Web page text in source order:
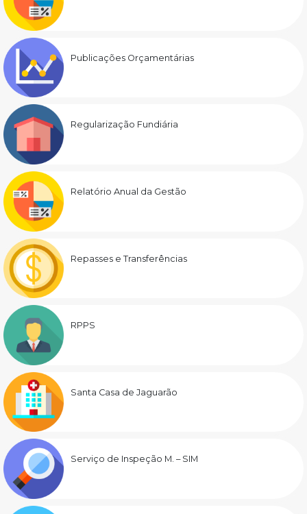
Publicações Orçamentárias
Regularização Fundiária
Relatório Anual da Gestão
Repasses e Transferências
RPPS
Santa Casa de Jaguarão
Serviço de Inspeção M. – SIM